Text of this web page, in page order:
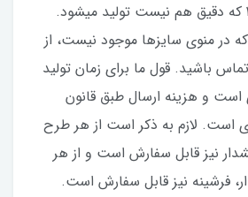
حتی اگر ۱۵۴ در ۳۴۷ که دقیق هم نیست تولید میشود.
در منوی سایزها موجود نیست، از
باشید. قول ما برای زمان تولید
روز کاری است و هزینه ارسال طبق قانون
است. لازم به ذکر است از هر طرح
نیز قابل‌ سفارش است و از هر
فرشینه نیز قابل‌ سفارش است.